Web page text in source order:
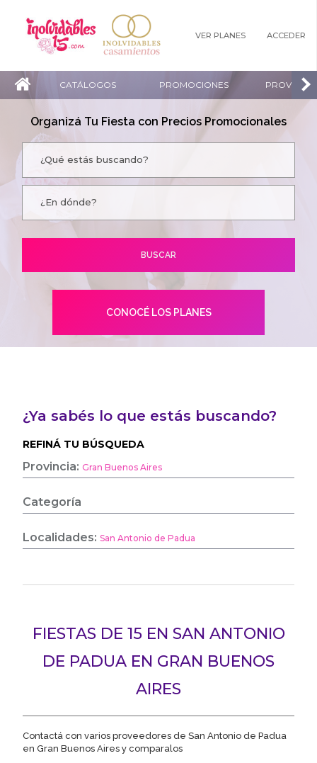
VER PLANES ACCEDER
CATÁLOGOS PROMOCIONES
Organizá Tu Fiesta con Precios Promocionales
CONOCÉ LOS PLANES
¿Ya sabés lo que estás buscando?
REFINÁ TU BÚSQUEDA
Provincia:Gran Buenos Aires
Categoría
Localidades:San Antonio de Padua
FIESTAS DE 15 EN SAN ANTONIO
DE PADUA EN GRAN BUENOS
AIRES
Contactá con varios proveedores de San Antonio de Padua
en Gran Buenos Aires y comparalos